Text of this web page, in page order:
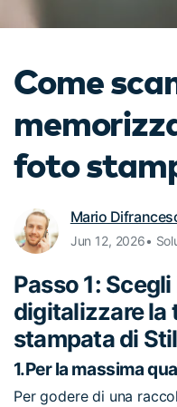
Tip per YouTube
Apprendimento
Come
foto
Mario
Jun 12, 2026•
Passo 1:
digitalizzare la
stampata di
1.Per la massima
Per godere di una